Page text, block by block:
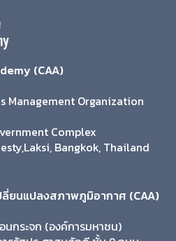
(CAA)
Management Organization
Complex
Bangkok, Thailand
ยนแปลงสภาพภูมิอากาศ (CAA)
นกระจก (องค์การมหาชน)